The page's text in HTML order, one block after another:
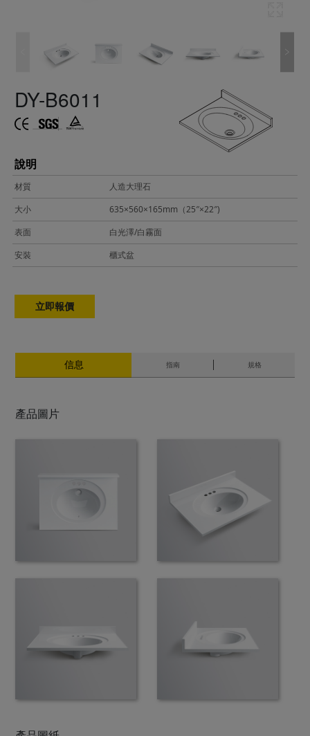
DY-B6011
說明
材質
人造大理石
大小
635×560×165mm（25″×22″)
表面
白光澤/白霧面
安裝
櫃式盆
立即報價
信息 指南 規格
產品圖片